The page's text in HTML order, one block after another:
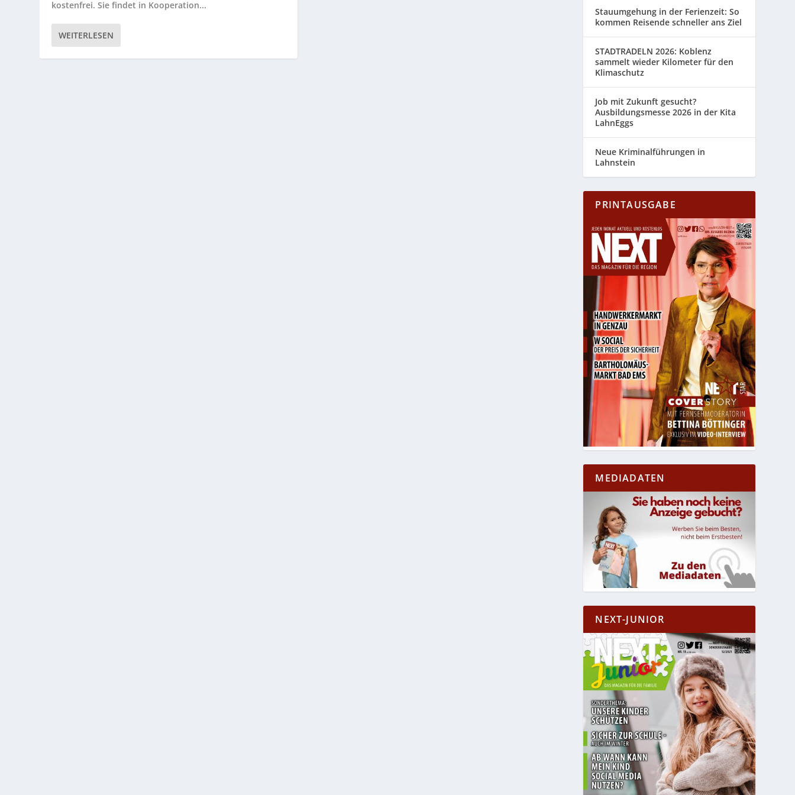
kostenfrei. Sie findet in Kooperation...
WEITERLESEN
Stauumgehung in der Ferienzeit: So
kommen Reisende schneller ans Ziel
STADTRADELN 2026: Koblenz
sammelt wieder Kilometer für den
Klimaschutz
Job mit Zukunft gesucht?
Ausbildungsmesse 2026 in der Kita
LahnEggs
Neue Kriminalführungen in
Lahnstein
PRINTAUSGABE
MEDIADATEN
NEXT-JUNIOR